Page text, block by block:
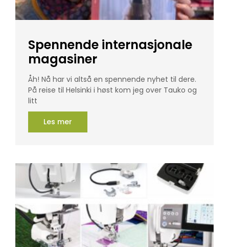
Spennende internasjonale
magasiner
Åh! Nå har vi altså en spennende nyhet til dere.
På reise til Helsinki i høst kom jeg over Tauko og
litt
Les mer